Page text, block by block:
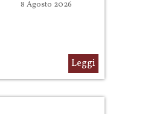
8 Agosto 2026
Leggi